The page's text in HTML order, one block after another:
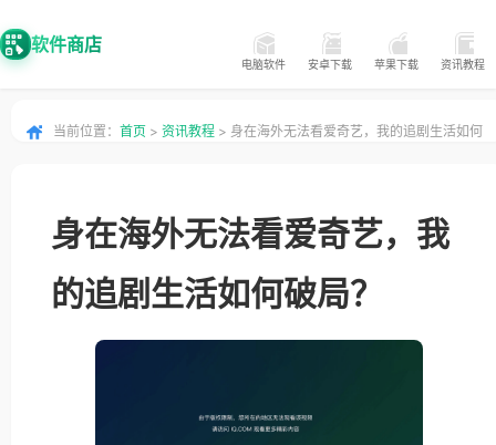
软件商店
电脑软件 安卓下载 苹果下载 资讯教程
当前位置： 首页 > 资讯教程 > 身在海外无法看爱奇艺，我的追剧生活如何
身在海外无法看爱奇艺，我
的追剧生活如何破局？